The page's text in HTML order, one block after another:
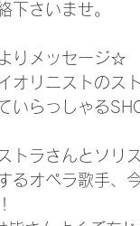
下さいませ。
りメッセージ☆
オリニストのス
いらっしゃる
トラさんとソリ
るオペラ歌手、